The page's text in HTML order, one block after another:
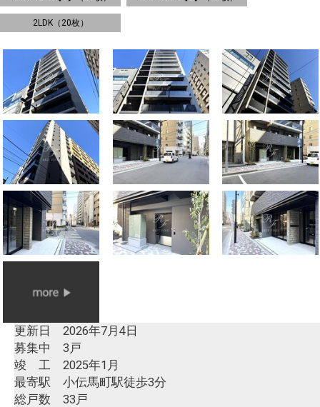
2LDK（20枚）
更新日 2026年7月4日
募集中 3戸
竣 工 2025年1月
最寄駅 小伝馬町駅徒歩3分
総戸数 33戸